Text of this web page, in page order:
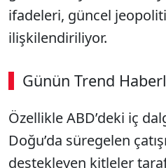
ifadeleri, güncel
ilişkilendiriliyor.
Günün Trend
Özellikle ABD’deki iç
Doğu’da süregelen
destekleyen kitleler